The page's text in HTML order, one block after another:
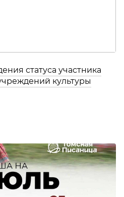
статуса участника
культуры